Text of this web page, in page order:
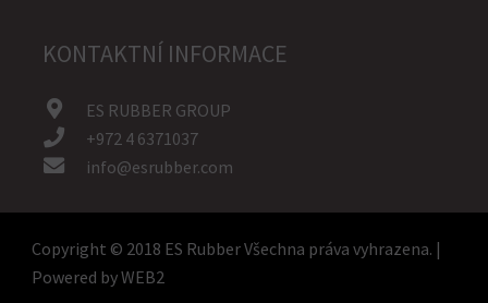
KONTAKTNÍ INFORMACE
ES RUBBER GROUP
+972 4 6371037
info@esrubber.com
Copyright © 2018 ES Rubber Všechna práva vyhrazena. |
Powered byWEB2